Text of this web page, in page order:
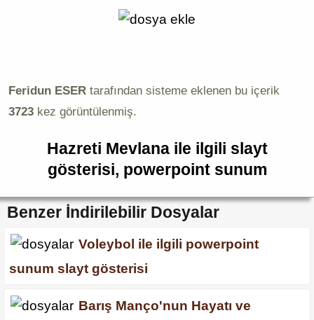
Feridun ESER tarafından sisteme eklenen bu içerik
3723 kez görüntülenmiş.
Hazreti Mevlana ile ilgili slayt
gösterisi, powerpoint sunum
Benzer İndirilebilir Dosyalar
Voleybol ile ilgili powerpoint
sunum slayt gösterisi
Barış Manço'nun Hayatı ve